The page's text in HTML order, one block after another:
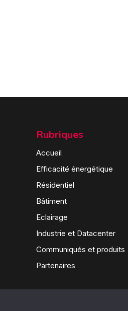
Rubriques
Accueil
Efficacité énergétique
Résidentiel
Bâtiment
Eclairage
Industrie et Datacenter
Communiqués et produits
Partenaires